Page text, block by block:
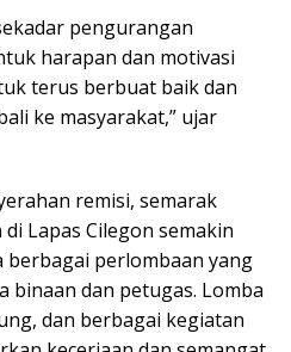
pengurangan
harapan dan motivasi
terus berbuat baik dan
ke masyarakat,” ujar
remisi, semarak
Lapas Cilegon semakin
berbagai perlombaan yang
binaan dan petugas. Lomba
dan berbagai kegiatan